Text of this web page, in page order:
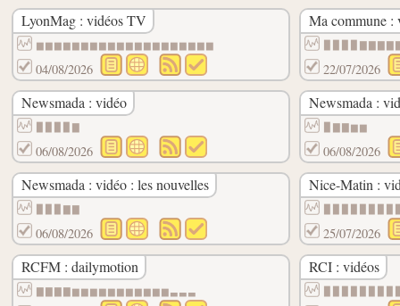
LyonMag : vidéos TV
▆▆▆▆▆▆▆▆▆▆▆▆▆▆▆▆▆▆▆▆
04/08/2026
Ma commune :
22/07/2026
Newsmada : vidéo
▉▉▉▉▇
06/08/2026
Newsmada :
▉▇▇▆▆
06/08/2026
Newsmada : vidéo : les nouvelles
▉▉▉▇▇
06/08/2026
Nice-Matin :
25/07/2026
RCFM : dailymotion
▇▇▇▇▆▆▆▆▆▆▆▆▆▆▆▃▃▃
RCI : vidéos